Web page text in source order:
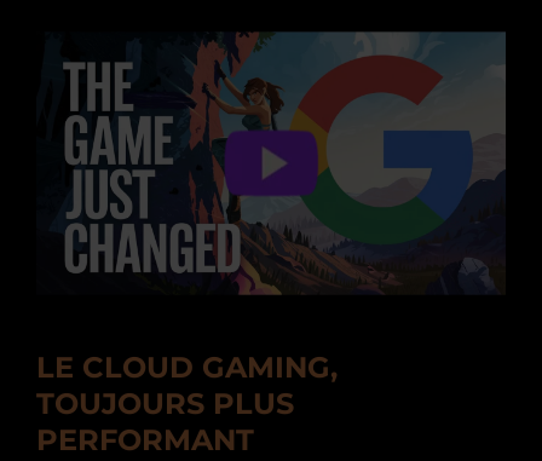
LE CLOUD GAMING,
TOUJOURS PLUS
PERFORMANT